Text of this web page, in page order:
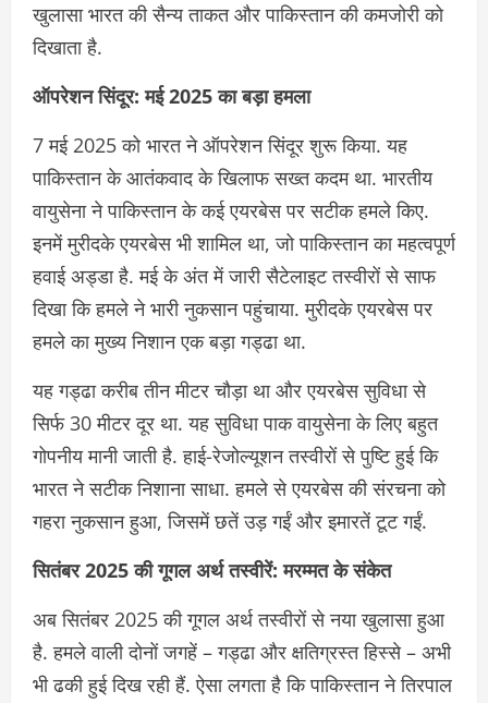
खुलासा भारत की सैन्य ताकत और पाकिस्तान की कमजोरी को
दिखाता है.
ऑपरेशन सिंदूर: मई 2025 का बड़ा हमला
7 मई 2025 को भारत ने ऑपरेशन सिंदूर शुरू किया. यह
पाकिस्तान के आतंकवाद के खिलाफ सख्त कदम था. भारतीय
वायुसेना ने पाकिस्तान के कई एयरबेस पर सटीक हमले किए.
इनमें मुरीदके एयरबेस भी शामिल था, जो पाकिस्तान का महत्वपूर्ण
हवाई अड्डा है. मई के अंत में जारी सैटेलाइट तस्वीरों से साफ
दिखा कि हमले ने भारी नुकसान पहुंचाया. मुरीदके एयरबेस पर
हमले का मुख्य निशान एक बड़ा गड्ढा था.
यह गड्ढा करीब तीन मीटर चौड़ा था और एयरबेस सुविधा से
सिर्फ 30 मीटर दूर था. यह सुविधा पाक वायुसेना के लिए बहुत
गोपनीय मानी जाती है. हाई-रेजोल्यूशन तस्वीरों से पुष्टि हुई कि
भारत ने सटीक निशाना साधा. हमले से एयरबेस की संरचना को
गहरा नुकसान हुआ, जिसमें छतें उड़ गईं और इमारतें टूट गईं.
सितंबर 2025 की गूगल अर्थ तस्वीरें: मरम्मत के संकेत
अब सितंबर 2025 की गूगल अर्थ तस्वीरों से नया खुलासा हुआ
है. हमले वाली दोनों जगहें – गड्ढा और क्षतिग्रस्त हिस्से – अभी
भी ढकी हुई दिख रही हैं. ऐसा लगता है कि पाकिस्तान ने तिरपाल